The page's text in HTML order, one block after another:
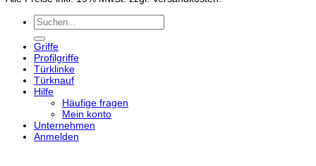
Suchen
nach:
Griffe
Profilgriffe
Türklinke
Türknauf
Hilfe
Häufige fragen
Mein konto
Unternehmen
Anmelden